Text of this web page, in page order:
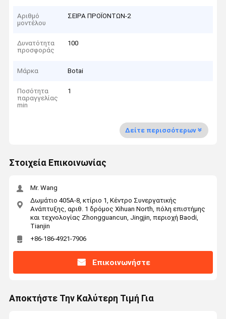
Αριθμό
μοντέλου
ΣΕΙΡΑ ΠΡΟΪΟΝΤΩΝ-2
Δυνατότητα
προσφοράς
100
Μάρκα Botai
Ποσότητα
παραγγελίας
min
1
Δείτε περισσότερων
Στοιχεία Επικοινωνίας
Mr. Wang
Δωμάτιο 405A-8, κτίριο 1, Κέντρο Συνεργατικής
Ανάπτυξης, αριθ. 1 δρόμος Xihuan North, πόλη επιστήμης
και τεχνολογίας Zhongguancun, Jingjin, περιοχή Baodi,
Tianjin
+86-186-4921-7906
Επικοινωνήστε
Αποκτήστε Την Καλύτερη Τιμή Για